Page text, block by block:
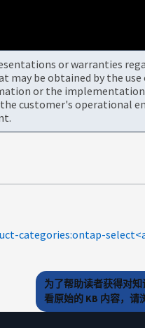
or warranties
may be obtained by the
or the
customer's operational
categories:ontap-
为了帮助读者获得对
看原始的 KB 内容，请